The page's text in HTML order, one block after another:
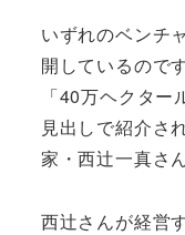
いずれのベンチ
開しているので
「40万ヘクタ
見出しで紹介さ
家・西辻一真さ
西辻さんが経営